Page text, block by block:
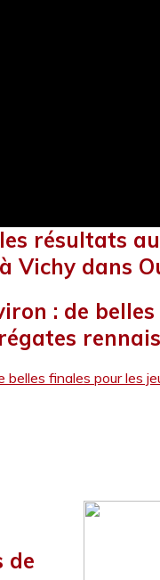
résultats
Vichy dans
: de
belles finales pour les
de